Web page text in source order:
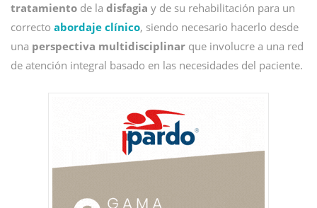
tratamiento de la disfagia y de su rehabilitación para un
correcto abordaje clínico, siendo necesario hacerlo desde
una perspectiva multidisciplinar que involucre a una red
de atención integral basado en las necesidades del paciente.